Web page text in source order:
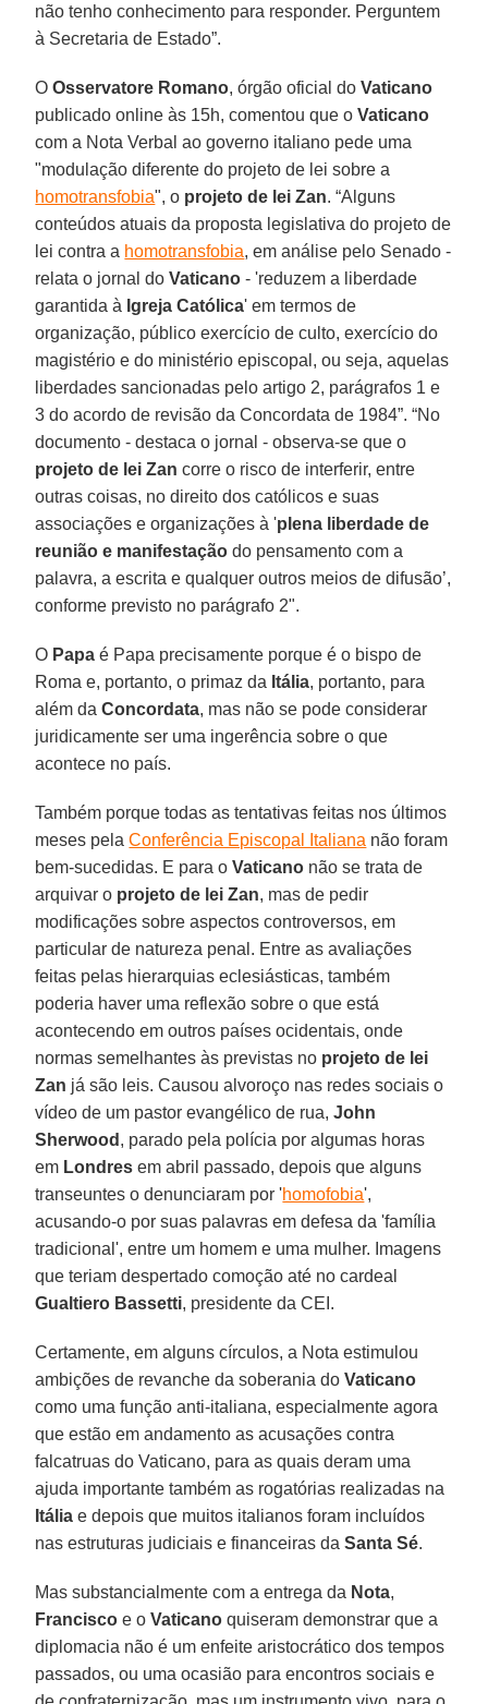
não tenho conhecimento para responder. Perguntem
à Secretaria de Estado”.
OOsservatore Romano, órgão oficial doVaticano
publicado online às 15h, comentou que oVaticano
com a Nota Verbal ao governo italiano pede uma
"modulação diferente do projeto de lei sobre a
homotransfobia", o projeto de lei Zan. “Alguns
conteúdos atuais da proposta legislativa do projeto de
lei contra a homotransfobia, em análise pelo Senado -
relata o jornal doVaticano - 'reduzem a liberdade
garantida à Igreja Católica' em termos de
organização, público exercício de culto, exercício do
magistério e do ministério episcopal, ou seja, aquelas
liberdades sancionadas pelo artigo 2, parágrafos 1 e
3 do acordo de revisão da Concordata de 1984”. “No
documento - destaca o jornal - observa-se que o
projeto de lei Zan corre o risco de interferir, entre
outras coisas, no direito dos católicos e suas
associações e organizações à 'plena liberdade de
reunião e manifestação do pensamento com a
palavra, a escrita e qualquer outros meios de difusão’,
conforme previsto no parágrafo 2".
O Papa é Papa precisamente porque é o bispo de
Roma e, portanto, o primaz da Itália, portanto, para
além daConcordata, mas não se pode considerar
juridicamente ser uma ingerência sobre o que
acontece no país.
Também porque todas as tentativas feitas nos últimos
meses pelaConferência Episcopal Italiana não foram
bem-sucedidas. E para oVaticano não se trata de
arquivar o projeto de lei Zan, mas de pedir
modificações sobre aspectos controversos, em
particular de natureza penal. Entre as avaliações
feitas pelas hierarquias eclesiásticas, também
poderia haver uma reflexão sobre o que está
acontecendo em outros países ocidentais, onde
normas semelhantes às previstas no projeto de lei
Zan já são leis. Causou alvoroço nas redes sociais o
vídeo de um pastor evangélico de rua,John
Sherwood , parado pela polícia por algumas horas
em Londres em abril passado, depois que alguns
transeuntes o denunciaram por 'homofobia',
acusando-o por suas palavras em defesa da 'família
tradicional', entre um homem e uma mulher. Imagens
que teriam despertado comoção até no cardeal
Gualtiero Bassetti, presidente da CEI.
Certamente, em alguns círculos, a Nota estimulou
ambições de revanche da soberania doVaticano
como uma função anti-italiana, especialmente agora
que estão em andamento as acusações contra
falcatruas do Vaticano, para as quais deram uma
ajuda importante também as rogatórias realizadas na
Itália e depois que muitos italianos foram incluídos
nas estruturas judiciais e financeiras daSanta Sé.
Mas substancialmente com a entrega da Nota,
Francisco e oVaticano quiseram demonstrar que a
diplomacia não é um enfeite aristocrático dos tempos
passados, ou uma ocasião para encontros sociais e